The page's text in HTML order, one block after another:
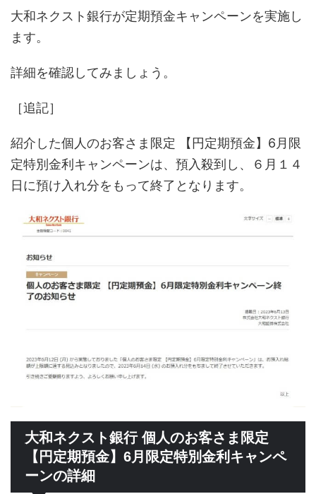
大和ネクスト銀行が定期預金キャンペーンを実施し
ます。
詳細を確認してみましょう。
［追記］
紹介した個人のお客さま限定 【円定期預金】6月限
定特別金利キャンペーンは、預入殺到し、６月１４
日に預け入れ分をもって終了となります。
大和ネクスト銀行 個人のお客さま限定
【円定期預金】6月限定特別金利キャンペ
ーンの詳細